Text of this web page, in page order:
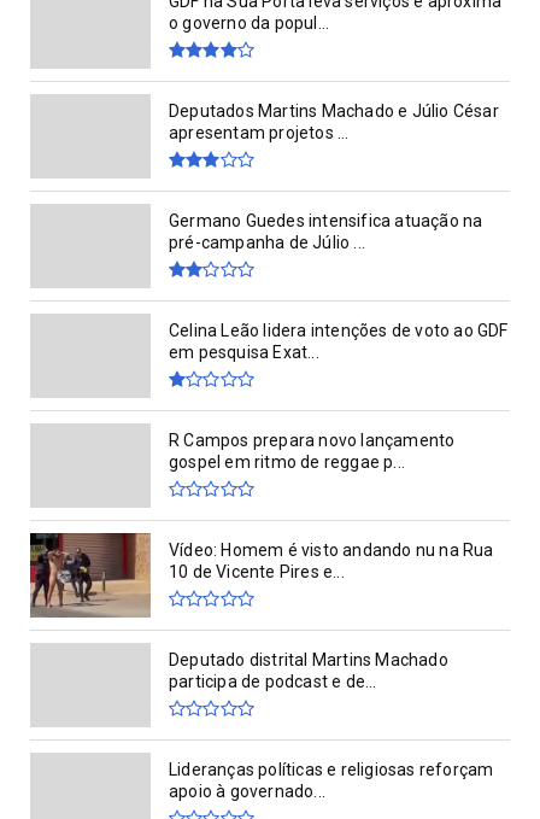
o governo da popul...
Deputados Martins Machado e Júlio César
apresentam projetos ...
Germano Guedes intensifica atuação na
pré-campanha de Júlio ...
Celina Leão lidera intenções de voto ao GDF
em pesquisa Exat...
R Campos prepara novo lançamento
gospel em ritmo de reggae p...
Vídeo: Homem é visto andando nu na Rua
10 de Vicente Pires e...
Deputado distrital Martins Machado
participa de podcast e de...
Lideranças políticas e religiosas reforçam
apoio à governado...